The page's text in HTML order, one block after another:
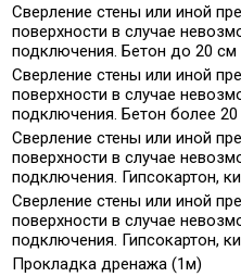
Сверление стены или иной
поверхности в случае
подключения. Бетон до 20 см
Сверление стены или иной
поверхности в случае
подключения. Бетон более
Сверление стены или иной
поверхности в случае
подключения. Гипсокартон,
Сверление стены или иной
поверхности в случае
подключения. Гипсокартон,
Прокладка дренажа (1м)